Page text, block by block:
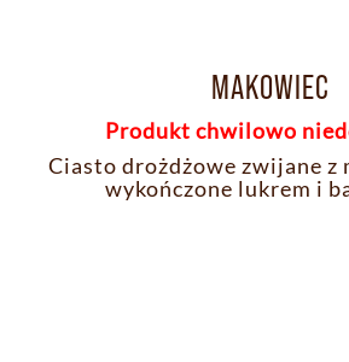
MAKOWIEC
Produkt chwilowo
Ciasto drożdżowe zwijane z
wykończone lukrem i